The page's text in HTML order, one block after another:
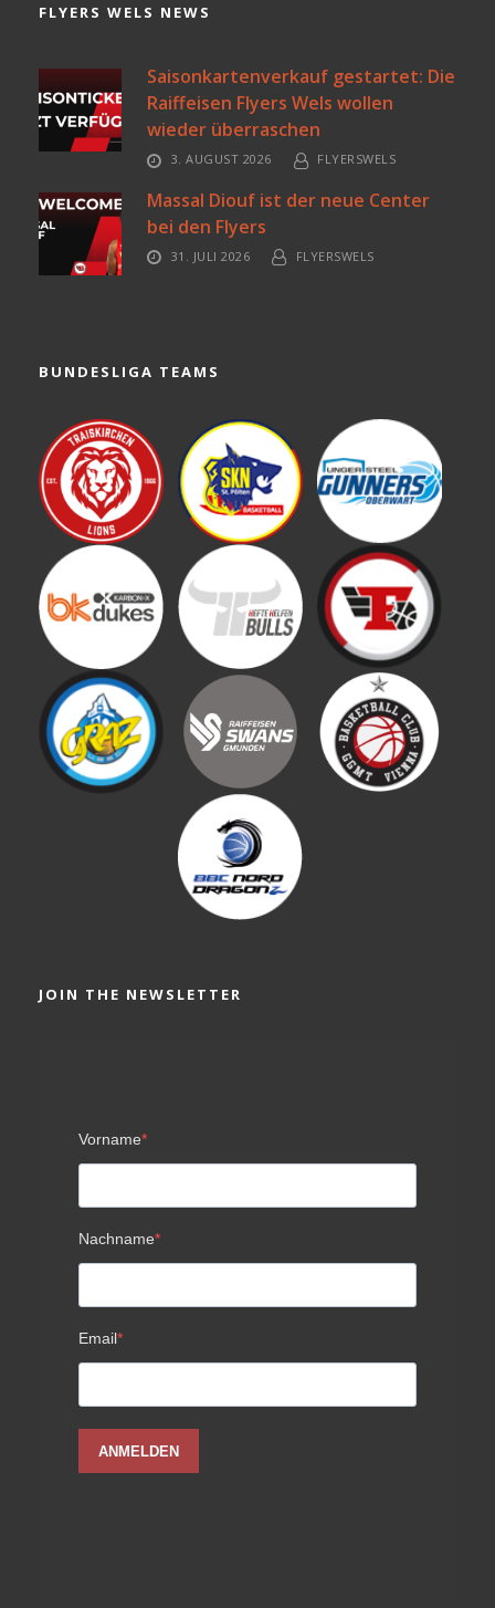
FLYERS WELS NEWS
Saisonkartenverkauf gestartet: Die
Raiffeisen Flyers Wels wollen
wieder überraschen
3. AUGUST 2026 FLYERSWELS
Massal Diouf ist der neue Center
bei den Flyers
31. JULI 2026 FLYERSWELS
BUNDESLIGA TEAMS
JOIN THE NEWSLETTER